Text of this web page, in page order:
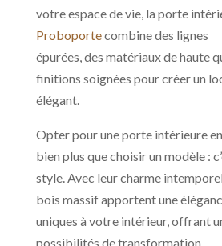
votre espace de vie, la porte
Proboportecombine des lignes
épurées, des matériaux de haute
finitions soignées pour créer un
élégant.
Opter pour une porte intérieure
bien plus que choisir un modèle :
style. Avec leur charme
bois massif apportent une
uniques à votre intérieur, offrant
possibilités de transformation.